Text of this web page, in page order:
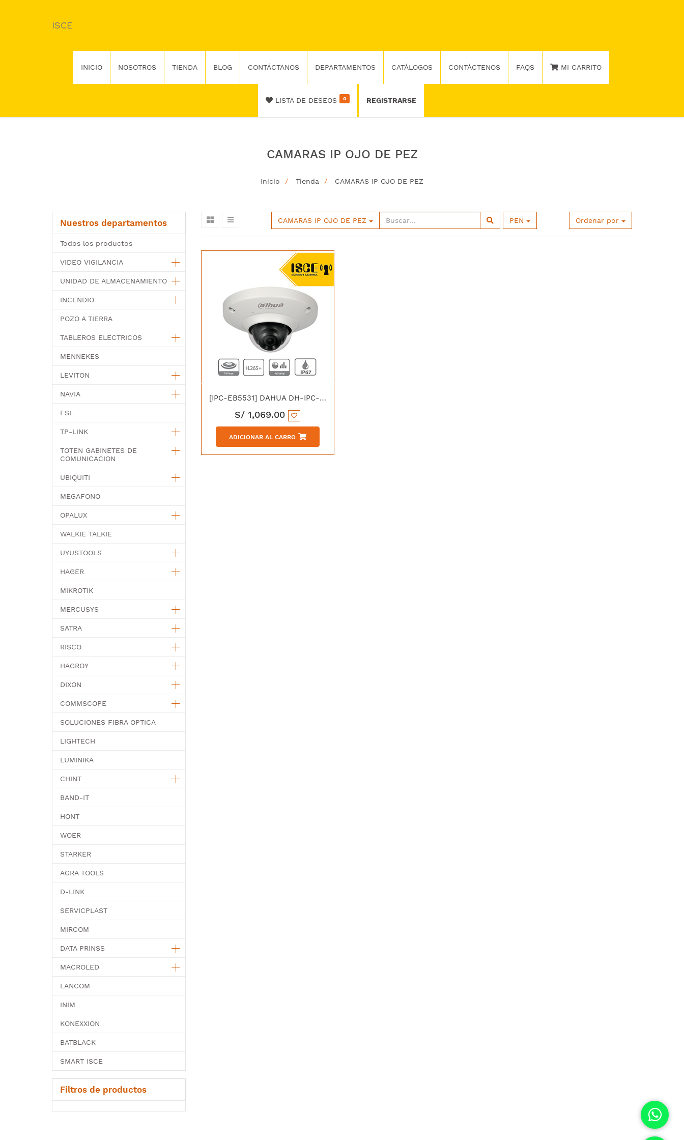
ISCE
INICIO NOSOTROS TIENDA BLOG CONTÁCTANOS DEPARTAMENTOS CATÁLOGOS CONTÁCTENOS FAQS MI CARRITO
LISTA DE DESEOS 0 REGISTRARSE
CAMARAS IP OJO DE PEZ
Inicio Tienda CAMARAS IP OJO DE PEZ
Nuestros departamentos
Todos los productos
VIDEO VIGILANCIA
UNIDAD DE ALMACENAMIENTO
INCENDIO
POZO A TIERRA
TABLEROS ELECTRICOS
MENNEKES
LEVITON
NAVIA
FSL
TP-LINK
TOTEN GABINETES DE
COMUNICACION
UBIQUITI
MEGAFONO
OPALUX
WALKIE TALKIE
UYUSTOOLS
HAGER
MIKROTIK
MERCUSYS
SATRA
RISCO
HAGROY
DIXON
COMMSCOPE
SOLUCIONES FIBRA OPTICA
LIGHTECH
LUMINIKA
CHINT
BAND-IT
HONT
WOER
STARKER
AGRA TOOLS
D-LINK
SERVICPLAST
MIRCOM
DATA PRINSS
MACROLED
LANCOM
INIM
KONEXXION
BATBLACK
SMART ISCE
Filtros de productos
CAMARAS IP OJO DE PEZ PEN Ordenar por
[IPC-EB5531] DAHUA DH-IPC-EB5531N FISHEYE ANTIV 1/2.7'' 5MP IP67 IK08 C/MICRO
S/1,069.00
ADICIONAR AL CARRO